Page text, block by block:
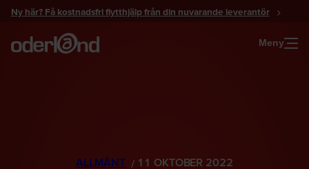
Gå
innehåll
Ny här? Få kostnadsfri flytthjälp från din nuvarande leverantör
Meny
ALLMÄNT 11 OKTOBER 2022